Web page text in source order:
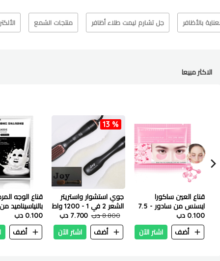
بالأظافر جل تشارم ليمت طلاء أظافر منتجات الشمع
الاكثر مبيعا
قناع العين ساكورا
ايسنس من سادور - 7.5
جم
0.100 دب
أضف
اشتر الآن
13 %
جوي استشوار واستريتر
الشعر 2 في 1 - 1200 واط
8.800 دب
7.700 دب
أضف
اشتر الآن
قناع الوجه
بالنياسيناميد
25 مل
0.100 دب
أضف